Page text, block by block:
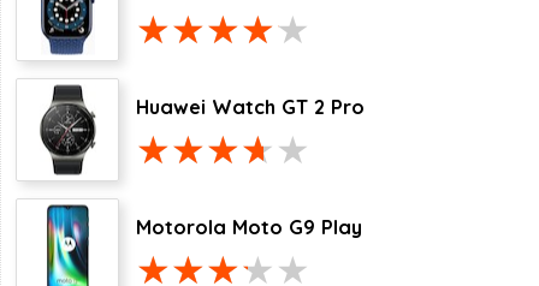
Huawei Watch GT 2 Pro
Motorola Moto G9 Play